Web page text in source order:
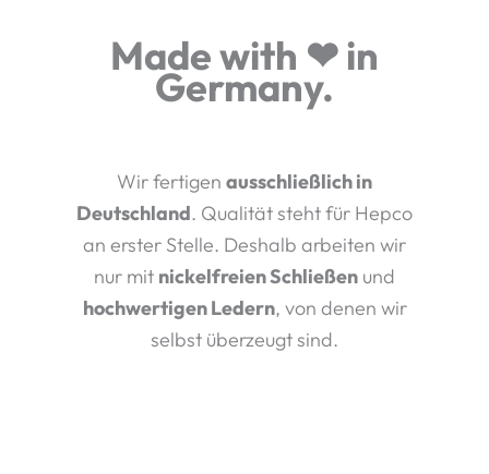
Made with ❤ in
Germany.
Wir fertigen ausschließlich in
Deutschland. Qualität steht für Hepco
an erster Stelle. Deshalb arbeiten wir
nur mit nickelfreien Schließen und
hochwertigen Ledern, von denen wir
selbst überzeugt sind.